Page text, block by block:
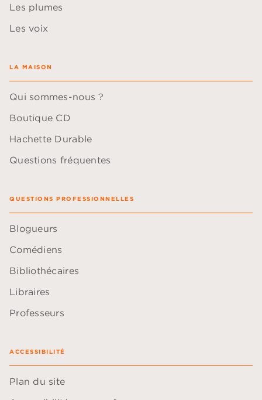
Les plumes
Les voix
LA MAISON
Qui sommes-nous ?
Boutique CD
Hachette Durable
Questions fréquentes
QUESTIONS PROFESSIONNELLES
Blogueurs
Comédiens
Bibliothécaires
Libraires
Professeurs
ACCESSIBILITÉ
Plan du site